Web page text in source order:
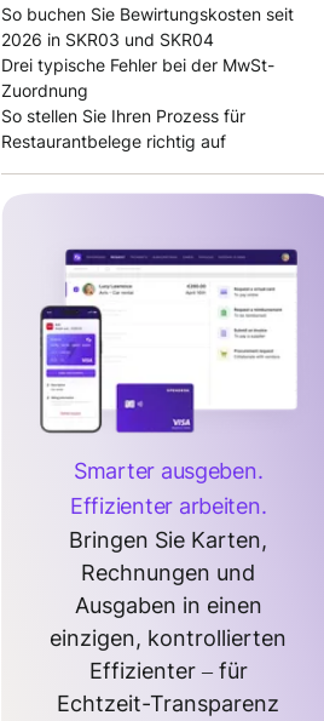
So buchen Sie Bewirtungskosten seit
2026 in SKR03 und SKR04
Drei typische Fehler bei der MwSt-
Zuordnung
So stellen Sie Ihren Prozess für
Restaurantbelege richtig auf
Smarter ausgeben.
Effizienter arbeiten.
Bringen Sie Karten,
Rechnungen und
Ausgaben in einen
einzigen, kontrollierten
Effizienter – für
Echtzeit-Transparenz